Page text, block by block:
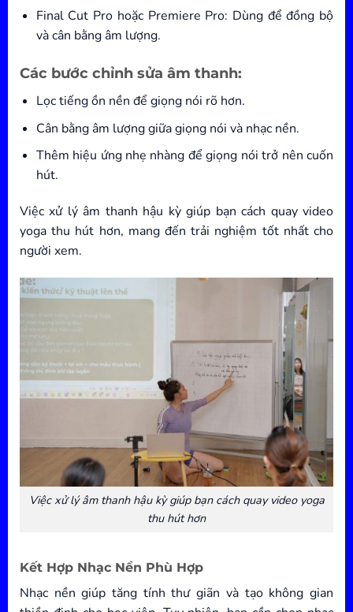
Final Cut Pro hoặc Premiere Pro: Dùng để đồng bộ
và cân bằng âm lượng.
Các bước chỉnh sửa âm thanh:
Lọc tiếng ồn nền để giọng nói rõ hơn.
Cân bằng âm lượng giữa giọng nói và nhạc nền.
Thêm hiệu ứng nhẹ nhàng để giọng nói trở nên cuốn
hút.
Việc xử lý âm thanh hậu kỳ giúp bạn cách quay video
yoga thu hút hơn, mang đến trải nghiệm tốt nhất cho
người xem.
Việc xử lý âm thanh hậu kỳ giúp bạn cách quay video yoga
thu hút hơn
Kết Hợp Nhạc Nền Phù Hợp
Nhạc nền giúp tăng tính thư giãn và tạo không gian